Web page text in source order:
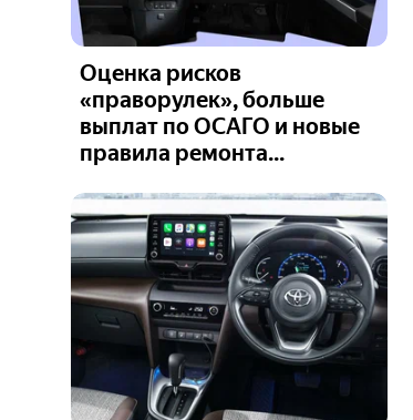
Оценка рисков
«праворулек», больше
выплат по ОСАГО и новые
правила ремонта...